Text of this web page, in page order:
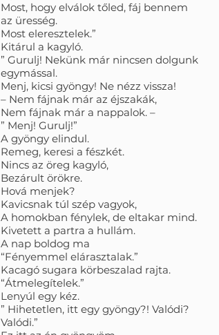
Most, hogy elválok tőled, fáj bennem
az üresség.
Most eleresztelek.”
Kitárul a kagyló.
” Gurulj! Nekünk már nincsen dolgunk
egymással.
Menj, kicsi gyöngy! Ne nézz vissza!
– Nem fájnak már az éjszakák,
Nem fájnak már a nappalok. –
” Menj! Gurulj!”
A gyöngy elindul.
Remeg, keresi a fészkét.
Nincs az öreg kagyló,
Bezárult örökre.
Hová menjek?
Kavicsnak túl szép vagyok,
A homokban fénylek, de eltakar mind.
Kivetett a partra a hullám.
A nap boldog ma
“Fényemmel elárasztalak.”
Kacagó sugara körbeszalad rajta.
“Átmelegítelek.”
Lenyúl egy kéz.
” Hihetetlen, itt egy gyöngy?! Valódi?
Valódi.”